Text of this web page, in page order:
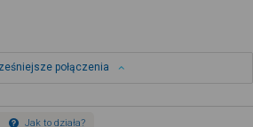
połączenia
Jak to działa?